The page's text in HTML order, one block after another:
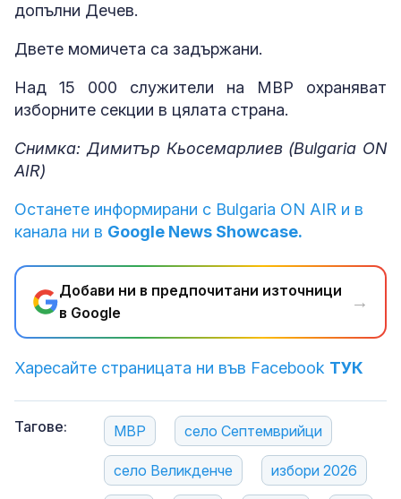
допълни Дечев.
Двете момичета са задържани.
Над 15 000 служители на МВР охраняват
изборните секции в цялата страна.
Снимка: Димитър Кьосемарлиев (Bulgaria ON
AIR)
Останете информирани с Bulgaria ON AIR и в
канала ни в Google News Showcase.
Добави ни в предпочитани източници
в Google
→
Харесайте страницата ни във Facebook ТУК
Тагове: МВР село Септемврийци
село Великденче избори 2026